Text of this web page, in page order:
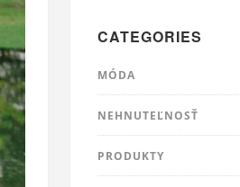
CATEGORIES
MÓDA
NEHNUTEĽNOSŤ
PRODUKTY